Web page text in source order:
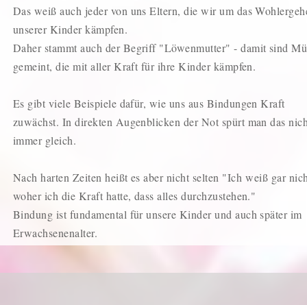
Das weiß auch jeder von uns Eltern, die wir um das
unserer Kinder kämpfen.
Daher stammt auch der Begriff "Löwenmutter" - damit sind
gemeint, die mit aller Kraft für ihre Kinder kämpfen.
Es gibt viele Beispiele dafür, wie uns aus Bindungen Kraft
zuwächst. In direkten Augenblicken der Not spürt man das
immer gleich.
Nach harten Zeiten heißt es aber nicht selten "Ich weiß gar
woher ich die Kraft hatte, dass alles durchzustehen."
Bindung ist fundamental für unsere Kinder und auch später im
Erwachsenenalter.